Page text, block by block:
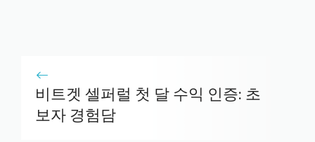
비트겟 셀퍼럴 첫 달 수익 인증: 초
보자 경험담